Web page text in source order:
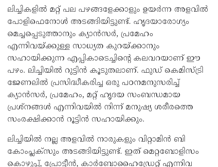
ലിച്ചികളില്‍ മറ്റ് പല പഴങ്ങളേക്കാളും ഉയര്‍ന്ന അളവില്‍
പോളിഫെനോള്‍ അടങ്ങിയിട്ടുണ്ട്. ഹൃദയാരോഗ്യം
മെച്ചപ്പെടുത്താനും ക്യാന്‍സര്‍, പ്രമേഹം
എന്നിവയ്ക്കുള്ള സാധ്യത കുറയ്ക്കാനും
സഹായിക്കുന്ന എപ്പികാടെച്ചിന്റെ കലവറയാണ് ഈ
പഴം. ലിച്ചിയില്‍ റുട്ടിന്‍ കൂടുതലാണ്. ഫുഡ് കെമിസ്ട്രി
ജേണലില്‍ പ്രസിദ്ധീകരിച്ച ഒരു പഠനമനുസരിച്ച്
ക്യാന്‍സര്‍, പ്രമേഹം, മറ്റ് ഹൃദയ സംബന്ധമായ
പ്രശ്‌നങ്ങള്‍ എന്നിവയില്‍ നിന്ന് മനുഷ്യ ശരീരത്തെ
സംരക്ഷിക്കാന്‍ റൂട്ടിന്‍ സഹായിക്കും.
ലിച്ചിയില്‍ നല്ല അളവില്‍ നാരുകളും വിറ്റാമിന്‍ ബി
കോംപ്ലക്‌സും അടങ്ങിയിട്ടുണ്ട്. ഇത് മെറ്റബോളിസം
കൊഴുപ്പ്, പ്രോട്ടീന്‍, കാര്‍ബോഹൈഡ്രേറ്റ് എന്നിവ